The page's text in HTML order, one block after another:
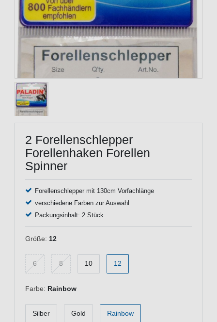
2 Forellenschlepper
Forellenhaken Forellen
Spinner
Forellenschlepper mit 130cm Vorfachlänge
verschiedene Farben zur Auswahl
Packungsinhalt: 2 Stück
Größe: 12
6 8 10 12
Farbe: Rainbow
Silber Gold Rainbow